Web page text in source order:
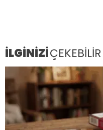
İLGİNİZİÇEKEBİLİR